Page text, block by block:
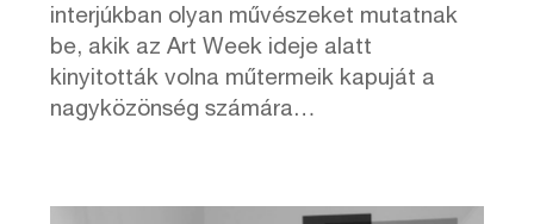
interjúkban olyan művészeket mutatnak
be, akik az Art Week ideje alatt
kinyitották volna műtermeik kapuját a
nagyközönség számára…